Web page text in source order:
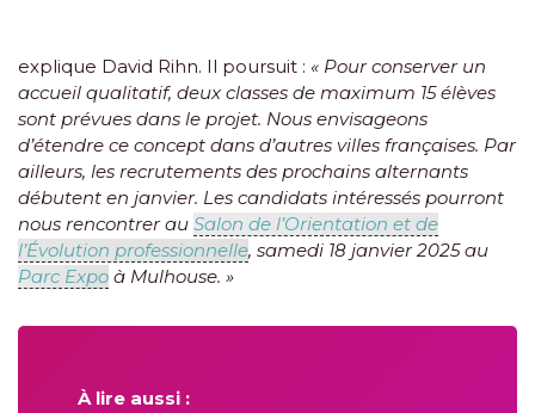
explique David Rihn. Il poursuit : « Pour conserver un
accueil qualitatif, deux classes de maximum 15 élèves
sont prévues dans le projet. Nous envisageons
d’étendre ce concept dans d’autres villes françaises. Par
ailleurs, les recrutements des prochains alternants
débutent en janvier. Les candidats intéressés pourront
nous rencontrer au Salon de l’Orientation et de
l’Évolution professionnelle, samedi 18 janvier 2025 au
Parc Expo à Mulhouse. »
À lire aussi :